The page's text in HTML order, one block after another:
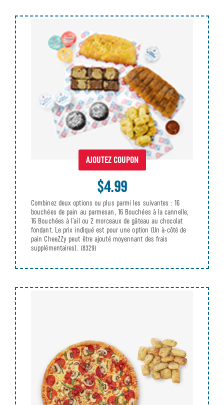
AJOUTEZ COUPON
$4.99
Combinez deux options ou plus parmi les suivantes : 16
bouchées de pain au parmesan, 16 Bouchées à la cannelle,
16 Bouchées à l’ail ou 2 morceaux de gâteau au chocolat
fondant. Le prix indiqué est pour une option (Un à-côté de
pain CheeZZy peut être ajouté moyennant des frais
supplémentaires). (8329)